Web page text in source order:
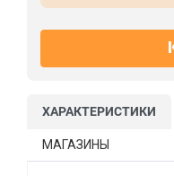
ХАРАКТЕРИСТИКИ
МАГАЗИНЫ